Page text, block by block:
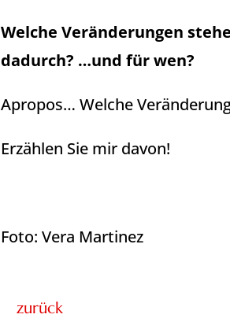
Welche Veränderungen
dadurch? …und für wen?
Apropos… Welche
Erzählen Sie mir davon!
Foto: Vera Martinez
zurück